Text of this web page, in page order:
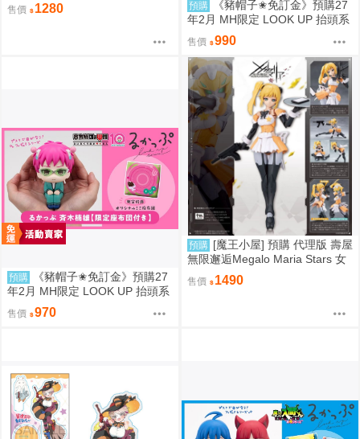
售價 1280 預購
《豬帽子✬免訂金》預購27
年2月 MH限定 LOOK UP 抬頭系
列 怪獸8號 鳴海弦 戰鬥版 附特典
0812
售價 990
預購
《豬帽子✬免訂金》預購27
年2月 MH限定 LOOK UP 抬頭系
列 齊木楠雄的災難 齊木楠雄 附
特典 0812
售價 970
預購 [魔王小屋] 預購 代理版 壽屋
無限邂逅Megalo Maria Stars 女
僕服Ver. 組裝模型
售價 1490